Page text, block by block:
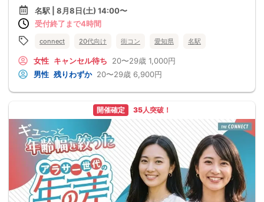
名駅 | 8月8日(土) 14:00〜
受付終了まで4時間
connect 20代向け 街コン 愛知県 名駅
女性 キャンセル待ち 20〜29歳 1,000円
男性 残りわずか 20〜29歳 6,900円
開催確定 35人突破！